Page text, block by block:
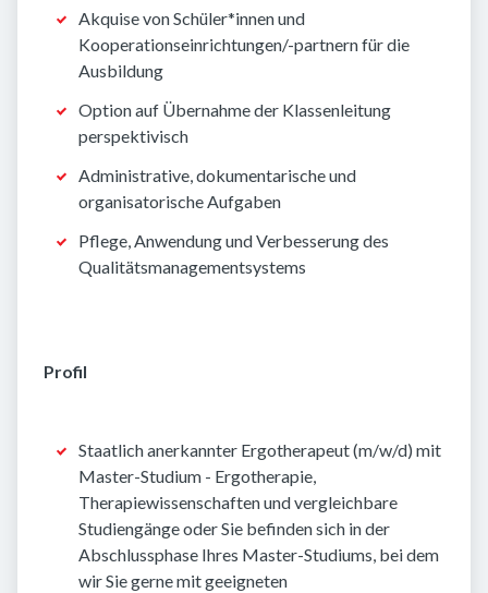
Akquise von Schüler*innen und
Kooperationseinrichtungen/-partnern für die
Ausbildung
Option auf Übernahme der Klassenleitung
perspektivisch
Administrative, dokumentarische und
organisatorische Aufgaben
Pflege, Anwendung und Verbesserung des
Qualitätsmanagementsystems
Profil
Staatlich anerkannter Ergotherapeut (m/w/d) mit
Master-Studium - Ergotherapie,
Therapiewissenschaften und vergleichbare
Studiengänge oder Sie befinden sich in der
Abschlussphase Ihres Master-Studiums, bei dem
wir Sie gerne mit geeigneten